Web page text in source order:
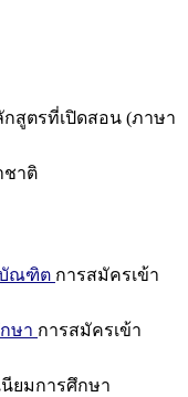
สูตรที่เปิดสอน (ภาษา
ชาติ
บัณฑิต การสมัครเข้า
ษา การสมัครเข้า
นียมการศึกษา